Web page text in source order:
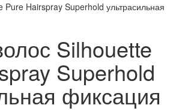
Pure Hairspray Superhold ультрасильная
Silhouette
Superhold
фиксация